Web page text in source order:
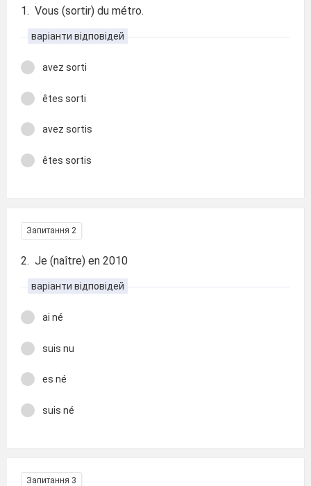
1. Vous (sortir) du métro.
варіанти відповідей
avez sorti
êtes sorti
avez sortis
êtes sortis
Запитання 2
2. Je (naître) en 2010
варіанти відповідей
ai né
suis nu
es né
suis né
Запитання 3